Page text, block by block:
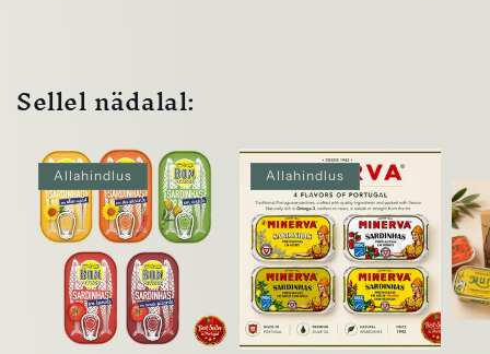
Sellel nädalal:
Allahindlus Allahindlus